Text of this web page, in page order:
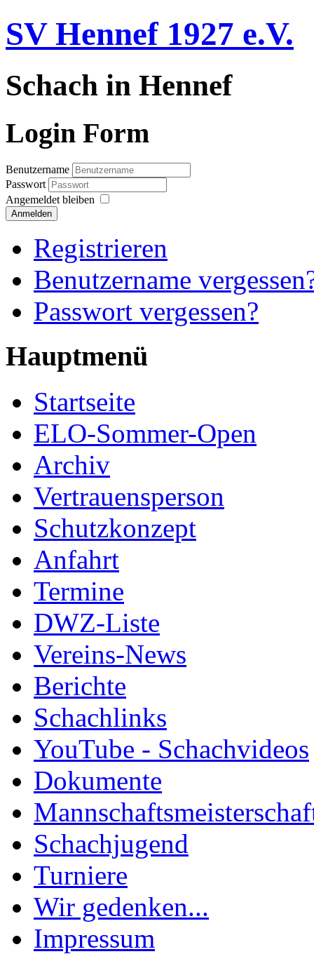
SV Hennef 1927 e.V.
Schach in Hennef
Login Form
Benutzername
Passwort
Angemeldet bleiben
Anmelden
Registrieren
Benutzername
Passwort vergessen?
Hauptmenü
Startseite
ELO-Sommer-Open
Archiv
Vertrauensperson
Schutzkonzept
Anfahrt
Termine
DWZ-Liste
Vereins-News
Berichte
Schachlinks
YouTube - Schachvideos
Dokumente
Schachjugend
Turniere
Wir gedenken...
Impressum